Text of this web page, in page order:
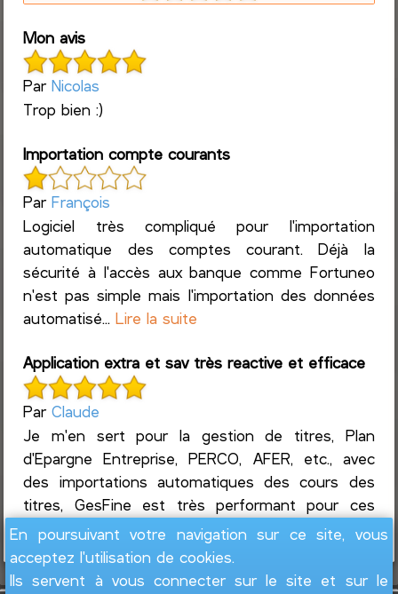
Mon avis
ParNicolas
Trop bien :)
Importation compte courants
ParFrançois
Logiciel très compliqué pour l'importation
automatique des comptes courant. Déjà la
sécurité à l'accès aux banque comme Fortuneo
n'est pas simple mais l'importation des données
automatisé...Lire la suite
Application extra et sav très reactive et efficace
ParClaude
Je m'en sert pour la gestion de titres, Plan
d'Epargne Entreprise, PERCO, AFER, etc., avec
des importations automatiques des cours des
titres, GesFine est très performant pour ces
mises à jour ré...Lire la suite
En poursuivant votre navigation sur ce site, vous
acceptez l'utilisation de cookies.
Ils servent à vous connecter sur le site et sur le